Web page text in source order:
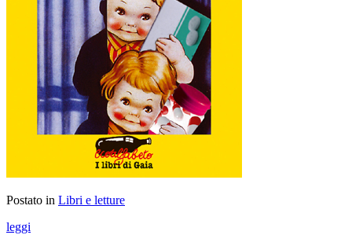
Postato in Libri e letture
leggi